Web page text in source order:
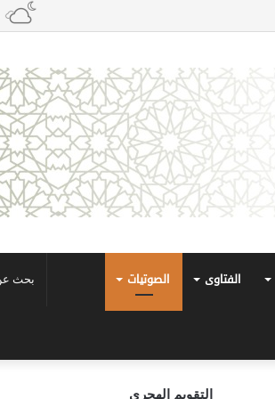
الفتاوى الصوتيات
التقويم الهجري